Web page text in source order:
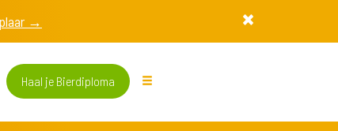
→
Haal je Bierdiploma